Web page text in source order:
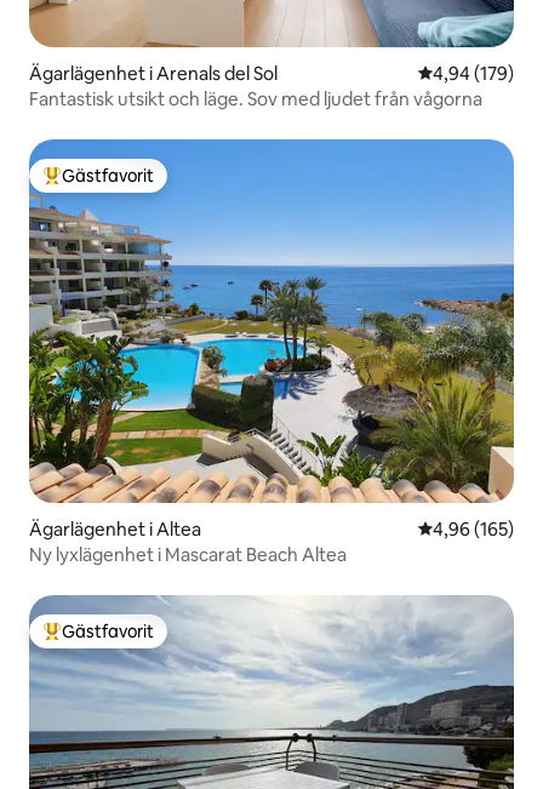
Ägarlägenhet i Arenals del Sol 4,94 av 5 i
4,94 (179)
Fantastisk utsikt och läge. Sov med ljudet från vågorna
Populär gästfavorit
Gästfavorit
Ägarlägenhet i Altea 4,96 av 5 i
4,96 (165)
Ny lyxlägenhet i Mascarat Beach Altea
Populär gästfavorit
Gästfavorit